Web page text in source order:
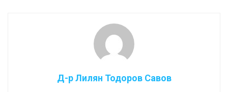
Д-р Лилян Тодоров Савов